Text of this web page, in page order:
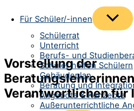
Für Schüler/-innen
Menü
Schülerrat
Unterricht
Berufs- und
Schüler helfen Schülern
Gebäudeplan
Beratung und
Angebote & Konzepte
Außerunterrichtliche
Vorstellung der
Verantwortlichen für